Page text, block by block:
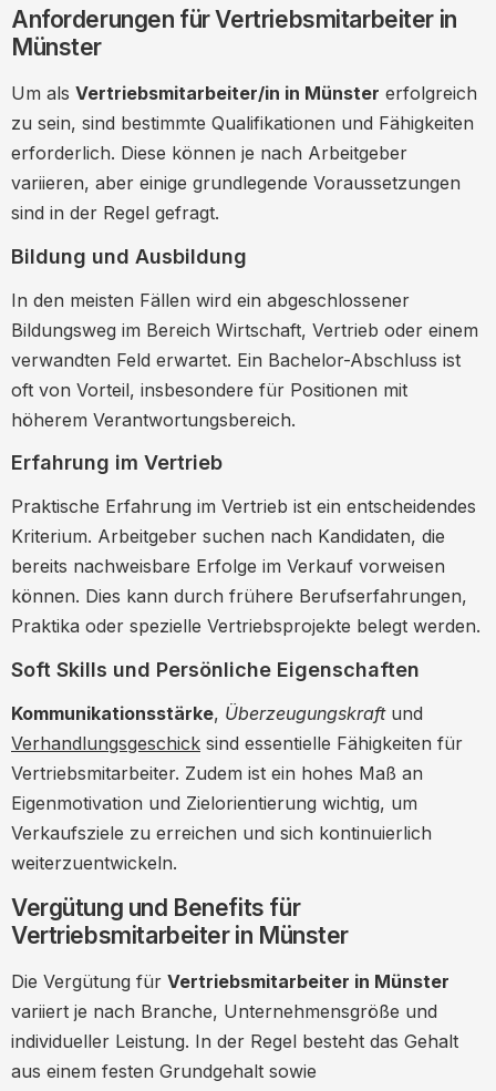
Anforderungen für Vertriebsmitarbeiter in
Münster
Um als Vertriebsmitarbeiter/in in Münster erfolgreich
zu sein, sind bestimmte Qualifikationen und Fähigkeiten
erforderlich. Diese können je nach Arbeitgeber
variieren, aber einige grundlegende Voraussetzungen
sind in der Regel gefragt.
Bildung und Ausbildung
In den meisten Fällen wird ein abgeschlossener
Bildungsweg im Bereich Wirtschaft, Vertrieb oder einem
verwandten Feld erwartet. Ein Bachelor-Abschluss ist
oft von Vorteil, insbesondere für Positionen mit
höherem Verantwortungsbereich.
Erfahrung im Vertrieb
Praktische Erfahrung im Vertrieb ist ein entscheidendes
Kriterium. Arbeitgeber suchen nach Kandidaten, die
bereits nachweisbare Erfolge im Verkauf vorweisen
können. Dies kann durch frühere Berufserfahrungen,
Praktika oder spezielle Vertriebsprojekte belegt werden.
Soft Skills und Persönliche Eigenschaften
Kommunikationsstärke, Überzeugungskraftund
Verhandlungsgeschick sind essentielle Fähigkeiten für
Vertriebsmitarbeiter. Zudem ist ein hohes Maß an
Eigenmotivation und Zielorientierung wichtig, um
Verkaufsziele zu erreichen und sich kontinuierlich
weiterzuentwickeln.
Vergütung und Benefits für
Vertriebsmitarbeiter in Münster
Die Vergütung für Vertriebsmitarbeiter in Münster
variiert je nach Branche, Unternehmensgröße und
individueller Leistung. In der Regel besteht das Gehalt
aus einem festen Grundgehalt sowie